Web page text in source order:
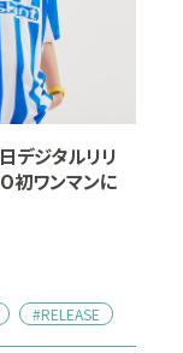
デジタルリリ
初ワンマンに
#RELEASE